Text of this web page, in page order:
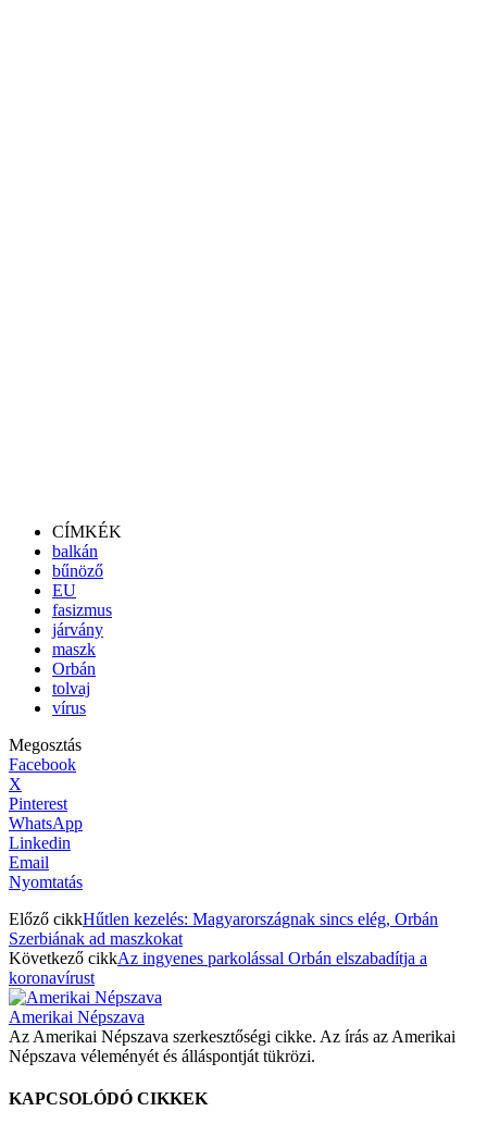
CÍMKÉK
balkán
bűnöző
EU
fasizmus
járvány
maszk
Orbán
tolvaj
vírus
Megosztás
Facebook
X
Pinterest
WhatsApp
Linkedin
Email
Nyomtatás
Előző cikkHűtlen kezelés: Magyarországnak sincs elég, Orbán
Szerbiának ad maszkokat
Következő cikkAz ingyenes parkolással Orbán elszabadítja a
koronavírust
Amerikai Népszava
Az Amerikai Népszava szerkesztőségi cikke. Az írás az Amerikai
Népszava véleményét és álláspontját tükrözi.
KAPCSOLÓDÓ CIKKEK